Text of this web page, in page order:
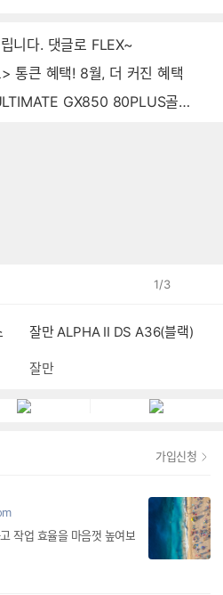
니다. 댓글로 FLEX~
통큰 혜택! 8월, 더 커진 혜택
80PLUS골드 풀모듈러 ATX3.0 블랙
1/3
작업 효율을 마음껏 높여보